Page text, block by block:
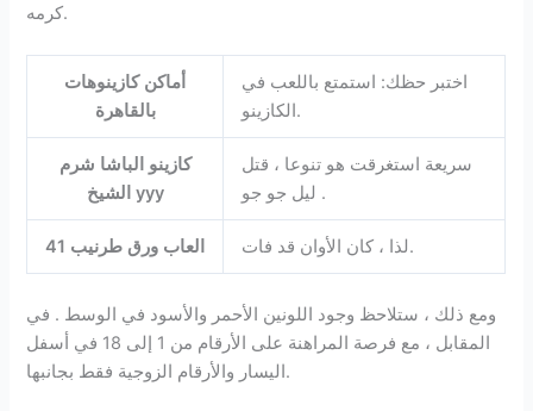
كرمه.
أماكن كازينوهات
بالقاهرة
اختبر حظك: استمتع باللعب في
الكازينو.
كازينو الباشا شرم
الشيخ yyy
سريعة استغرقت هو تنوعا ، قتل
ليل جو جو .
العاب ورق طرنيب 41 لذا ، كان الأوان قد فات.
ومع ذلك ، ستلاحظ وجود اللونين الأحمر والأسود في الوسط . في
المقابل ، مع فرصة المراهنة على الأرقام من 1 إلى 18 في أسفل
اليسار والأرقام الزوجية فقط بجانبها.